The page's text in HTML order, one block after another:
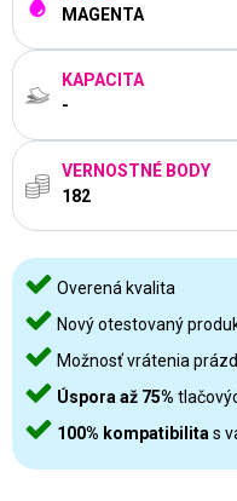
MAGENTA
KAPACITA
-
VERNOSTNÉ BODY
182
Overená kvalita
Nový otestovaný
Možnosť vrátenia
Úspora až 75%
100% kompatibilita s